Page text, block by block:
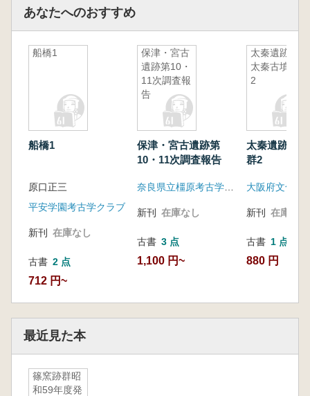
あなたへのおすすめ
船橋1
船橋1
原口正三
平安学園考古学クラブ
新刊 在庫なし
古書 2 点
712 円~
保津・宮古
遺跡第10・
11次調査報
告
保津・宮古遺跡第
10・11次調査報告
新刊 在庫なし
古書 3 点
1,100 円~
太秦遺跡・
太秦古墳群
2
太秦遺跡・
群2
大阪府文化財
新刊 在庫なし
古書 1 点
880 円
最近見た本
篠窯跡群昭
和59年度発